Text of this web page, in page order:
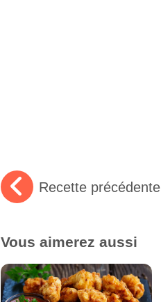
Recette précédente
Vous aimerez aussi